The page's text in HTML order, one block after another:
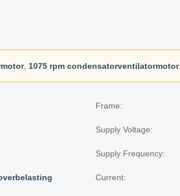
, 1075 rpm condensatorventilatormotor,
Frame:
Supply Voltage:
Supply Frequency:
Current: